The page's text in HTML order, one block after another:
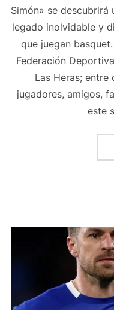
Simón» se
legado inolvidable y
que juegan
Federación
Las Heras;
jugadores, amigos,
este